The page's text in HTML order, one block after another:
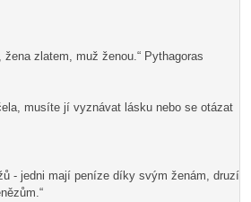
žena zlatem, muž ženou.“ Pythagoras
musíte jí vyznávat lásku nebo se otázat
- jedni mají peníze díky svým ženám, druzí